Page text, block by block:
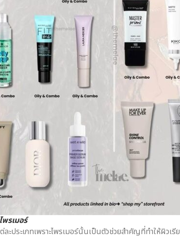
พรเมอร์
ละประเภทเพราะไพรเมอร์นั้นเป็นตัวช่วยสำคัญที่ทำให้